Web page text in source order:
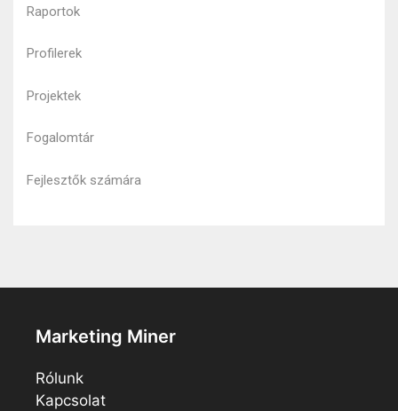
Raportok
Profilerek
Projektek
Fogalomtár
Fejlesztők számára
Marketing Miner
Rólunk
Kapcsolat